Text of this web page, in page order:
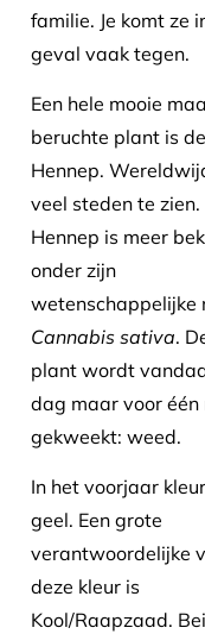
familie. Je komt ze
geval vaak tegen.
Een hele mooie
beruchte plant is de
Hennep.
veel steden te zien.
Hennep is meer
onder zijn
wetenschappelijke
Cannabis sativa.
plant wordt
dag maar voor één
gekweekt: weed.
In het voorjaar
geel. Een grote
verantwoordelijke
deze kleur is
Kool/Raapzaad.